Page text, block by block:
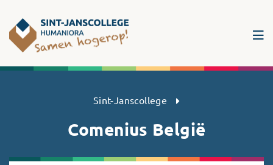
Sint-Janscollege Humaniora
Sint-Janscollege
Comenius België